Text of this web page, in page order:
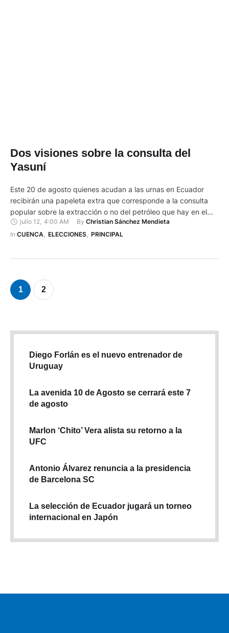
Dos visiones sobre la consulta del
Yasuní
Este 20 de agosto quienes acudan a las urnas en Ecuador
recibirán una papeleta extra que corresponde a la consulta
popular sobre la extracción o no del petróleo que hay en el
Parque Nacional Yasuní. Aquí se presentaron dos visiones
sobre la consulta del Yasuní. Los electores deberán responder
julio 12, 4:00 AM By Christian Sánchez Mendieta
In CUENCA, ELECCIONES, PRINCIPAL
1 2
Diego Forlán es el nuevo entrenador de
Uruguay
La avenida 10 de Agosto se cerrará este 7
de agosto
Marlon ‘Chito’ Vera alista su retorno a la
UFC
Antonio Álvarez renuncia a la presidencia
de Barcelona SC
La selección de Ecuador jugará un torneo
internacional en Japón